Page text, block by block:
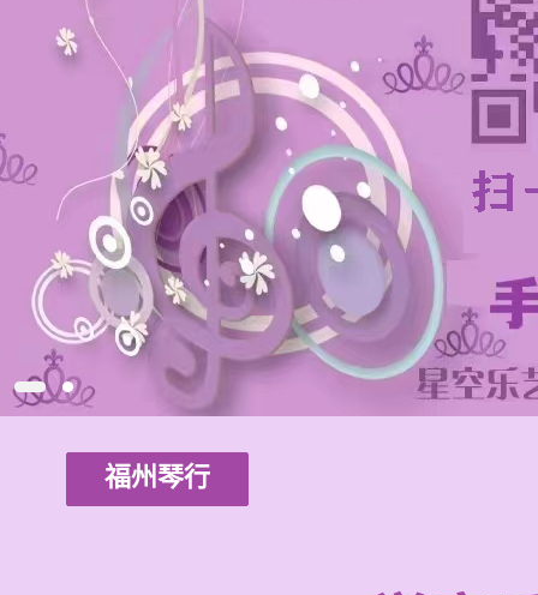
福州琴行